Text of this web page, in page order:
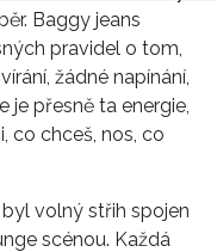
Baggy jeans
pravidel o tom,
žádné napínání,
je přesně ta energie,
co chceš, nos, co
volný střih spojen
scénou. Každá